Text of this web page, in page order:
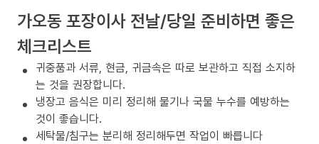
가오동 포장이사 전날/당일 준비하면 좋은
체크리스트
귀중품과 서류, 현금, 귀금속은 따로 보관하고 직접 소지하
는 것을 권장합니다.
냉장고 음식은 미리 정리해 물기나 국물 누수를 예방하는
것이 좋습니다.
세탁물/침구는 분리해 정리해두면 작업이 빠릅니다